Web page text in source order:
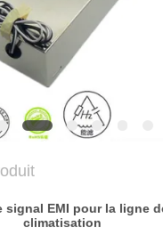
signal EMI pour la ligne
climatisation